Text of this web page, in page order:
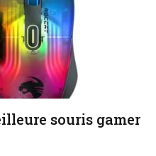
souris gamer